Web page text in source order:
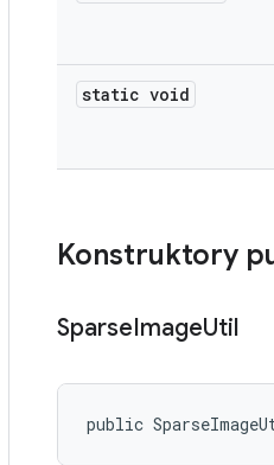
static void
Konstruktory
SparseImageUtil
public